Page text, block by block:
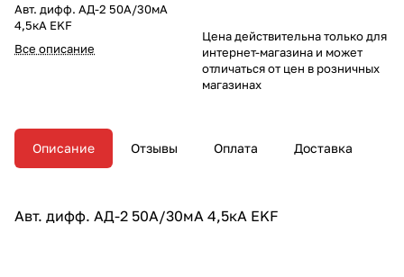
Авт. дифф. АД-2 50А/30мА
4,5кА EKF
Все описание
Цена действительна только для
интернет-магазина и может
отличаться от цен в розничных
магазинах
Описание Отзывы Оплата Доставка
Авт. дифф. АД-2 50А/30мА 4,5кА EKF